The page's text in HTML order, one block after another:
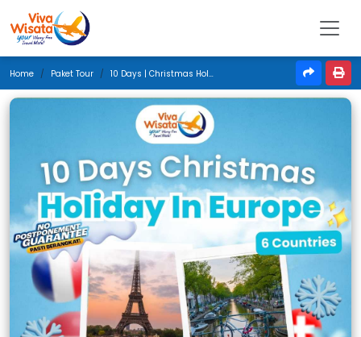
Home Paket Tour 10 Days | Christmas Holiday In Europe | 6 Countries | December 2024